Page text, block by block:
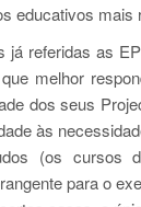
educativos mais
já referidas as
melhor
dos seus
às
(os cursos
para o